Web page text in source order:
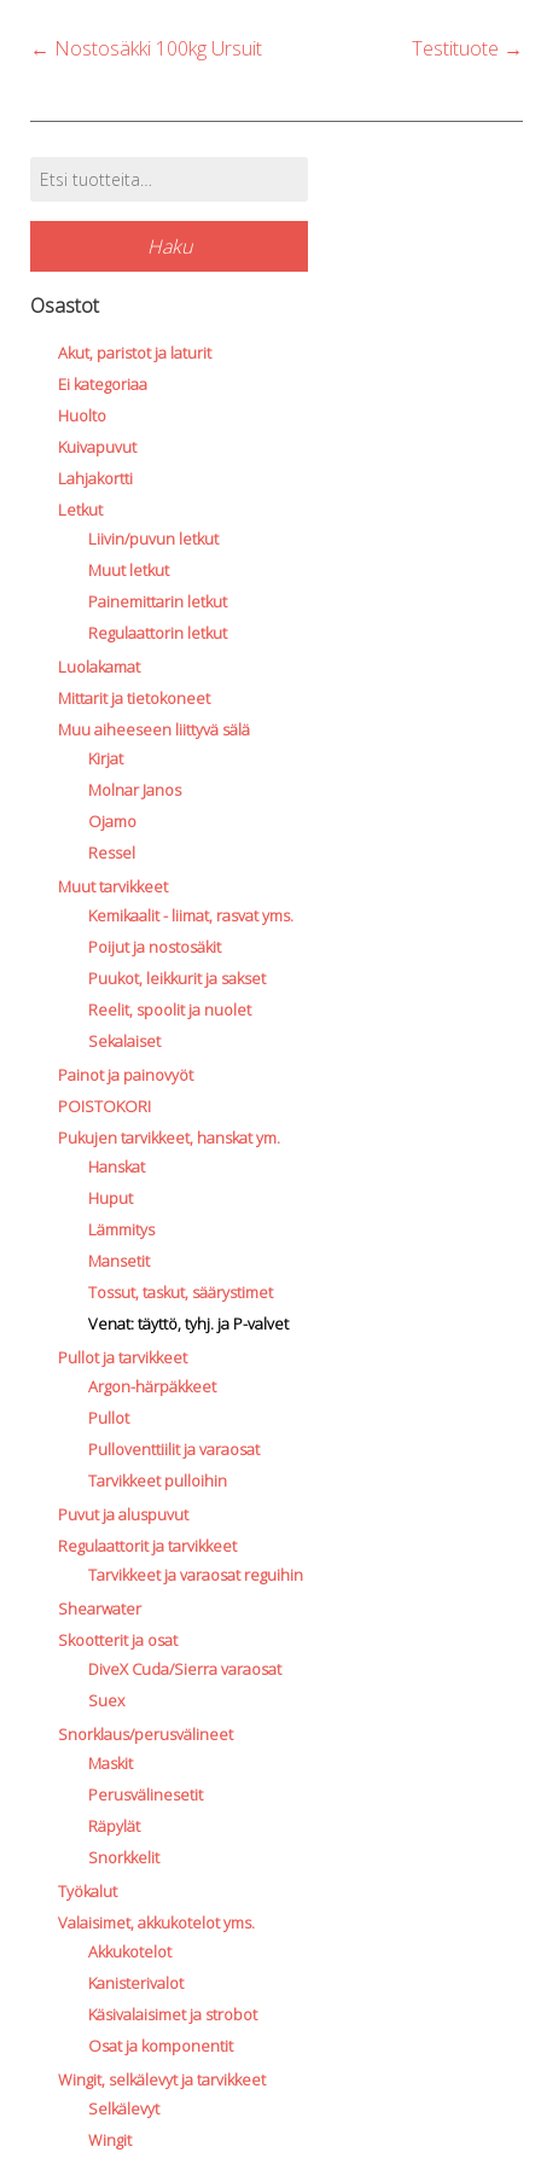
Post
← Nostosäkki 100kg Ursuit Testituote →
Tuotehaku
Etsi:
Haku
Osastot
Akut, paristot ja laturit
Ei kategoriaa
Huolto
Kuivapuvut
Lahjakortti
Letkut
Liivin/puvun letkut
Muut letkut
Painemittarin letkut
Regulaattorin letkut
Luolakamat
Mittarit ja tietokoneet
Muu aiheeseen liittyvä sälä
Kirjat
Molnar Janos
Ojamo
Ressel
Muut tarvikkeet
Kemikaalit - liimat, rasvat yms.
Poijut ja nostosäkit
Puukot, leikkurit ja sakset
Reelit, spoolit ja nuolet
Sekalaiset
Painot ja painovyöt
POISTOKORI
Pukujen tarvikkeet, hanskat ym.
Hanskat
Huput
Lämmitys
Mansetit
Tossut, taskut, säärystimet
Venat: täyttö, tyhj. ja P-valvet
Pullot ja tarvikkeet
Argon-härpäkkeet
Pullot
Pulloventtiilit ja varaosat
Tarvikkeet pulloihin
Puvut ja aluspuvut
Regulaattorit ja tarvikkeet
Tarvikkeet ja varaosat reguihin
Shearwater
Skootterit ja osat
DiveX Cuda/Sierra varaosat
Suex
Snorklaus/perusvälineet
Maskit
Perusvälinesetit
Räpylät
Snorkkelit
Työkalut
Valaisimet, akkukotelot yms.
Akkukotelot
Kanisterivalot
Käsivalaisimet ja strobot
Osat ja komponentit
Wingit, selkälevyt ja tarvikkeet
Selkälevyt
Wingit